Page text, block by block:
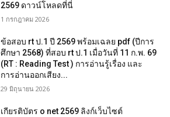
2569 ดาวน์โหลดที่นี่
1 กรกฎาคม 2026
ข้อสอบ rt ป.1 ปี 2569 พร้อมเฉลย pdf (ปีการ
ศึกษา 2568) ที่สอบ rt ป.1 เมื่อวันที่ 11 ก.พ. 69
(RT : Reading Test ) การอ่านรู้เรื่อง และ
การอ่านออกเสียง...
29 มิถุนายน 2026
เกียรติบัตร o net 2569 ลิงก์เว็บไซต์